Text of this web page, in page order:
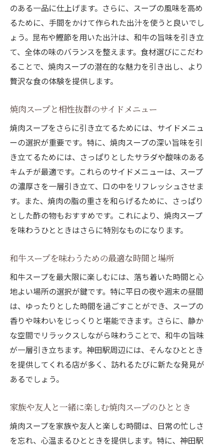
のある一品に仕上げます。さらに、スープの風味を高め
るために、手間をかけて作られた出汁を使うと良いでし
ょう。昆布や鰹節を用いた出汁は、和牛の旨味を引き立
て、全体の味のバランスを整えます。食材選びにこだわ
ることで、焼肉スープの潜在的な魅力を引き出し、より
贅沢な食の体験を提供します。
焼肉スープと相性抜群のサイドメニュー
焼肉スープをさらに引き立てるためには、サイドメニュ
ーの選択が重要です。特に、焼肉スープの深い旨味を引
き立てるためには、さっぱりとしたサラダや酸味のある
キムチが最適です。これらのサイドメニューは、スープ
の濃厚さを一層引き立て、口の中をリフレッシュさせま
す。また、焼肉の脂の重さを和らげるために、さっぱり
とした酢の物もおすすめです。これにより、焼肉スープ
を味わうひとときはさらに特別なものになります。
和牛スープを味わうための最適な時間と場所
和牛スープを最大限に楽しむには、落ち着いた時間と心
地よい場所の選択が鍵です。特に平日の夜や週末の昼間
は、ゆったりとした時間を過ごすことができ、スープの
香りや味わいをじっくりと堪能できます。さらに、静か
な空間でリラックスしながら味わうことで、和牛の旨味
が一層引き立ちます。神田駅周辺には、そんなひととき
を提供してくれる店が多く、訪れるたびに新たな発見が
あるでしょう。
家族や友人と一緒に楽しむ焼肉スープのひととき
焼肉スープを家族や友人と楽しむ時間は、日常の忙しさ
を忘れ、心温まるひとときを提供します。特に、神田駅